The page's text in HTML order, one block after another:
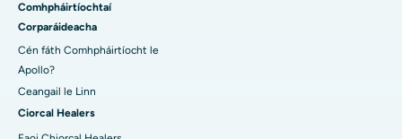
Comhpháirtíochtaí
Corparáideacha
Cén fáth Comhpháirtíocht le
Apollo?
Ceangail le Linn
Ciorcal Healers